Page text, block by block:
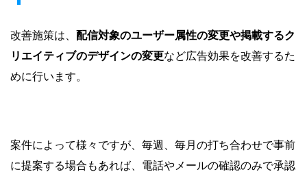
改善施策は、 配信対象のユーザー属性の変更や掲載するク
リエイティブのデザインの変更など広告効果を改善するた
めに行います。
案件によって様々ですが、毎週、毎月の打ち合わせで事前
に提案する場合もあれば、電話やメールの確認のみで承認